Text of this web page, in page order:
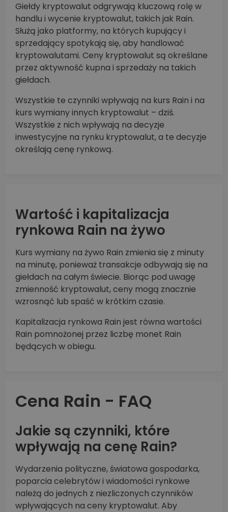
Giełdy kryptowalut odgrywają kluczową rolę w
handlu i wycenie kryptowalut, takich jak Rain.
Służą jako platformy, na których kupujący i
sprzedający spotykają się, aby handlować
kryptowalutami. Ceny kryptowalut są określane
przez aktywność kupna i sprzedaży na takich
giełdach.
Wszystkie te czynniki wpływają na kurs Rain i na
kurs wymiany innych kryptowalut – dziś.
Wszystkie z nich wpływają na decyzje
inwestycyjne na rynku kryptowalut, a te decyzje
określają cenę rynkową.
Wartość i kapitalizacja
rynkowa Rain na żywo
Kurs wymiany na żywo Rain zmienia się z minuty
na minutę, ponieważ transakcje odbywają się na
giełdach na całym świecie. Biorąc pod uwagę
zmienność kryptowalut, ceny mogą znacznie
wzrosnąć lub spaść w krótkim czasie.
Kapitalizacja rynkowa Rain jest równa wartości
Rain pomnożonej przez liczbę monet Rain
będących w obiegu.
Cena Rain - FAQ
Jakie są czynniki, które
wpływają na cenę Rain?
Wydarzenia polityczne, światowa gospodarka,
poparcia celebrytów i wiadomości rynkowe
należą do jednych z niezliczonych czynników
wpływających na ceny kryptowalut. Aby